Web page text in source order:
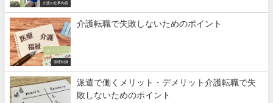
介護の仕事内容
基礎知識
介護転職で失敗しないためのポイント
派遣で働くメリット・デメリット介護転職で失
敗しないためのポイント